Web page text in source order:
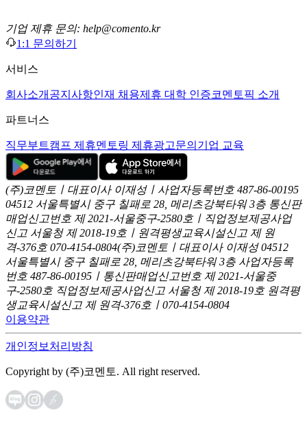
기업 제휴 문의: help@comento.kr
1:1 문의하기
서비스
회사소개 공지사항인재 채용제휴 대학 인증코멘토픽 소개
파트너스
직무부트캠프 제휴멘토링 제휴광고문의 기업 교육
(주)코멘토ㅣ대표이사 이재성ㅣ사업자등록번호 487-86-00195
04512 서울특별시 중구 칠패로 28, 메리츠강북타워 3층 통신판
매업신고번호 제 2021-서울중구-2580호ㅣ직업정보제공사업
신고 서울청 제 2018-19호ㅣ원격평생교육시설신고 제 원
격-376호 070-4154-0804(주)코멘토ㅣ대표이사 이재성 04512
서울특별시 중구 칠패로 28, 메리츠강북타워 3층 사업자등록
번호 487-86-00195ㅣ통신판매업신고번호 제 2021-서울중
구-2580호 직업정보제공사업신고 서울청 제 2018-19호 원격평
생교육시설신고 제 원격-376호ㅣ070-4154-0804
이용약관
개인정보처리방침
Copyright by (주)코멘토. All right reserved.